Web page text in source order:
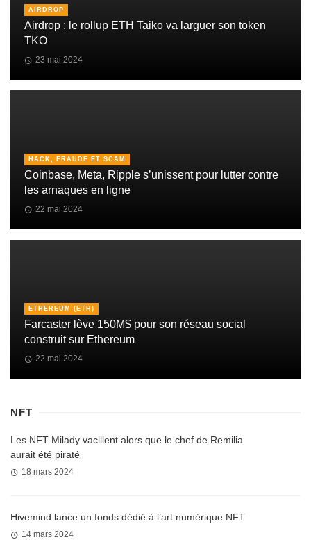
AIRDROP
Airdrop : le rollup ETH Taiko va larguer son token
TKO
23 mai 2024
HACK, FRAUDE ET SCAM
Coinbase, Meta, Ripple s’unissent pour lutter contre
les arnaques en ligne
22 mai 2024
ETHEREUM (ETH)
Farcaster lève 150M$ pour son réseau social
construit sur Ethereum
22 mai 2024
NFT
Les NFT Milady vacillent alors que le chef de Remilia
aurait été piraté
18 mars 2024
Hivemind lance un fonds dédié à l’art numérique NFT
14 mars 2024